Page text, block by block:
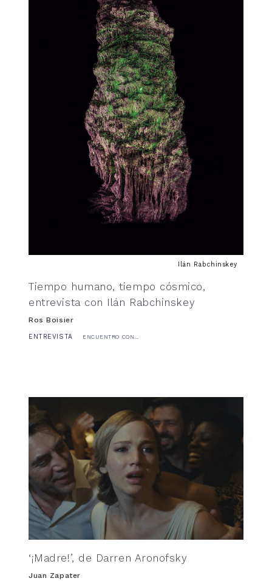
Ilán Rabchinskey
Tiempo humano, tiempo cósmico,
entrevista con Ilán Rabchinskey
Ros Boisier
ENTREVISTA ENCUENTRO CON...
‘¡Madre!’, de Darren Aronofsky
Juan Zapater